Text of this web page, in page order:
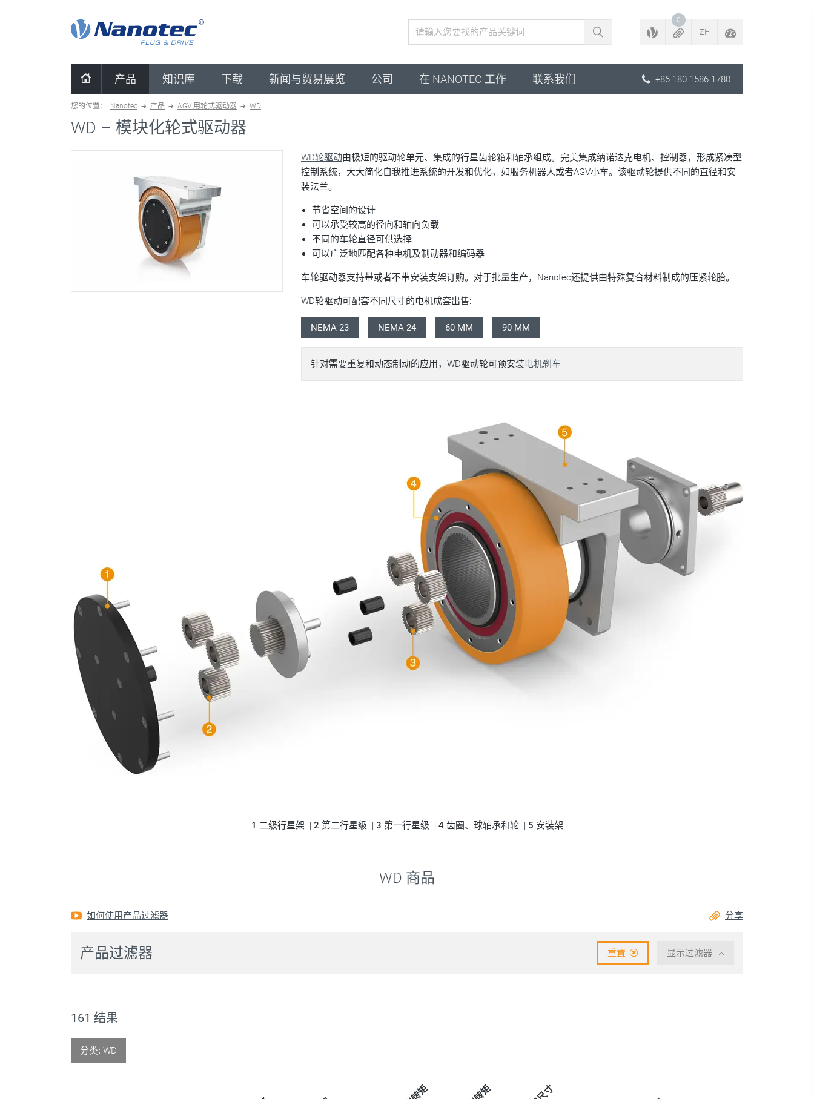
返回配置程序
0
ZH
产品 知识库 下载 新闻与贸易展览 公司 在 NANOTEC 工作 联系我们 +86 180 1586 1780
您的位置： Nanotec 产品 AGV 用轮式驱动器 WD
WD – 模块化轮式驱动器
WD轮驱动由极短的驱动轮单元、集成的行星齿轮箱和轴承组成。完美集成纳诺达克电机、控制器，形成紧凑型
控制系统，大大简化自我推进系统的开发和优化，如服务机器人或者AGV小车。该驱动轮提供不同的直径和安
装法兰。
节省空间的设计
可以承受较高的径向和轴向负载
不同的车轮直径可供选择
可以广泛地匹配各种电机及制动器和编码器
车轮驱动器支持带或者不带安装支架订购。对于批量生产，Nanotec还提供由特殊复合材料制成的压紧轮胎。
WD轮驱动可配套不同尺寸的电机成套出售:
NEMA 23 NEMA 24 60 MM 90 MM
针对需要重复和动态制动的应用，WD驱动轮可预安装电机刹车
1 二级行星架 | 2 第二行星级 | 3 第一行星级 | 4齿圈、球轴承和轮 | 5 安装架
WD 商品
如何使用产品过滤器 分享
产品过滤器 显示过滤器
重置
161 结果
分类: WD